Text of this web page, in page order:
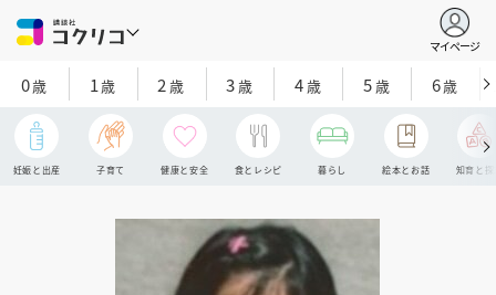
マイページ
0歳 1歳 2 歳 3歳 4歳 5歳 6歳
妊娠と出産 子育て 健康と安全 食とレシピ 暮らし 絵本とお話 知育と探